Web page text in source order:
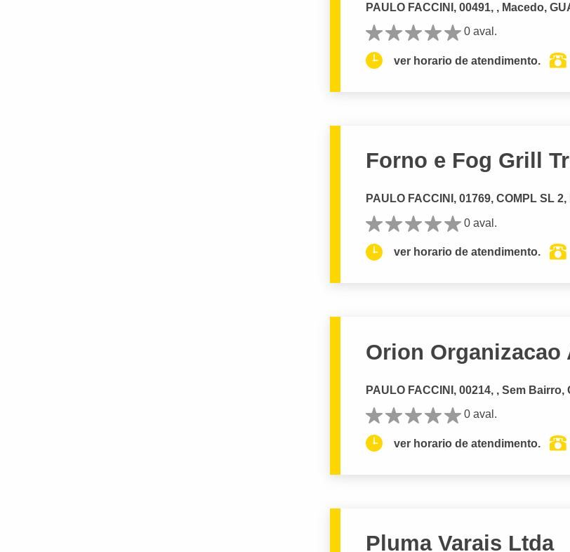
PAULO FACCINI, 00491, , Macedo,
0 aval.
ver horario de atendimento.
Forno e Fog Grill
PAULO FACCINI, 01769, COMPL SL
0 aval.
ver horario de atendimento.
Orion
PAULO FACCINI, 00214, , Sem Bairro,
0 aval.
ver horario de atendimento.
Pluma Varais Ltda